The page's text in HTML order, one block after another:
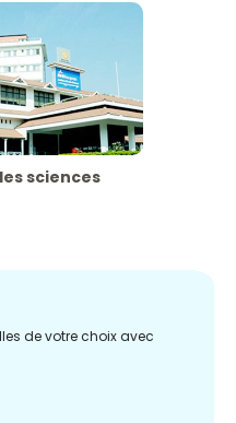
sciences
de votre choix avec